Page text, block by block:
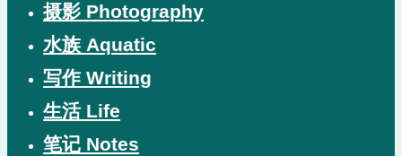
摄影 Photography
水族 Aquatic
写作 Writing
生活 Life
笔记 Notes